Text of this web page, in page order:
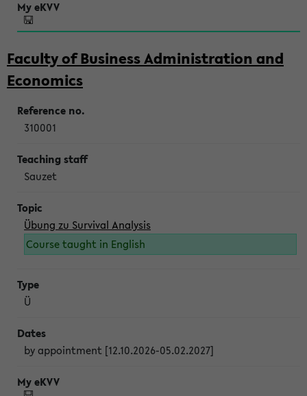
Faculty of Business Administration and
Economics
310001
Sauzet
Übung zu Survival Analysis
Course taught in English
Ü
by appointment [12.10.2026-05.02.2027]